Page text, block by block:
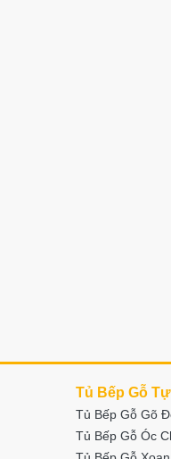
Tủ Bếp Gỗ
Tủ Bếp Gỗ Gõ
Tủ Bếp Gỗ Óc